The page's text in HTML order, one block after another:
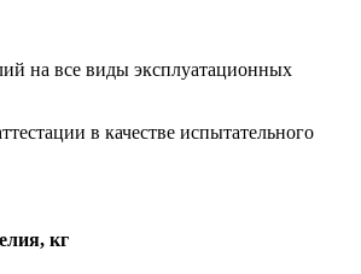
на все виды эксплуатационных
в качестве испытательного
кг